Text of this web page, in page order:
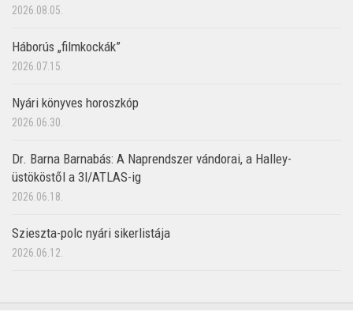
2026.08.05.
Háborús „filmkockák”
2026.07.15.
Nyári könyves horoszkóp
2026.06.30.
Dr. Barna Barnabás: A Naprendszer vándorai, a Halley-
üstököstől a 3I/ATLAS-ig
2026.06.18.
Szieszta-polc nyári sikerlistája
2026.06.12.